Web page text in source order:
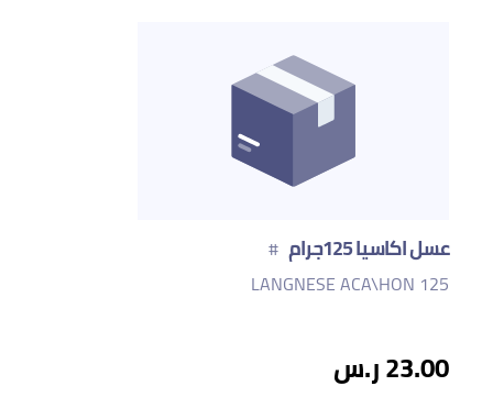
عسل اكاسيا 125جرام
#
LANGNESE ACA\HON 125
23.00 ر.س